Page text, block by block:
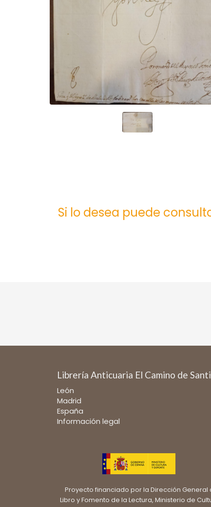
Si lo desea puede
Librería Anticuaria El Camino de
León
Madrid
España
Información legal
Proyecto financiado por la Dirección General
Libro y Fomento de la Lectura, Ministerio de